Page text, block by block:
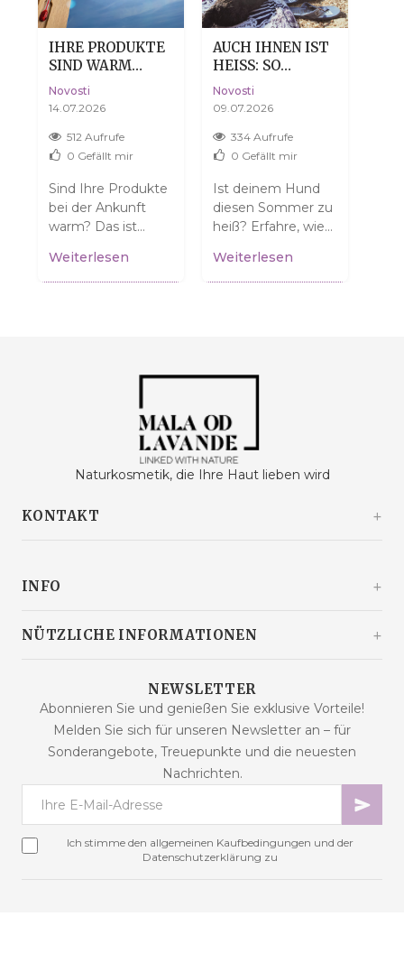
IHRE PRODUKTE
SIND WARM
ANGEKOMMEN?
KEINE SORGE,
NORMAL.
Novosti
14.07.2026
512 Aufrufe
0 Gefällt mir
Sind Ihre Produkte
bei der Ankunft
warm? Das ist
bedeutet NICHT,
dass sie beschädigt
Weiterlesen
AUCH IHNEN IST
HEISS: SO H
ILFST DU D
EINEM HUND, D
HNE DRAMA ZU Ü
BERSTEHEN
Novosti
09.07.2026
334 Aufrufe
0 Gefällt mir
Ist deinem Hund
diesen Sommer zu
heiß? Erfahre, wie
kannst! Tipps für
sichere
Weiterlesen
Naturkosmetik, die Ihre Haut lieben wird
KONTAKT
Kroatien
Mo. - Fr.: 09 - 15 Uhr
INFO
Über uns
Produkte im Angebot
Neue Produkte
Sitemap
Online-Streitbeilegung
NÜTZLICHE INFORMATIONEN
Häufig gestellte Fragen
Kaufbedingungen
Datensicherheit
Zahlungsarten
Treueprogramm
NEWSLETTER
Abonnieren Sie und genießen Sie exklusive Vorteile!
Melden Sie sich für unseren Newsletter an – für
Sonderangebote, Treuepunkte und die neuesten
Nachrichten.
Ich stimme den allgemeinen Kaufbedingungen und der
Datenschutzerklärung zu